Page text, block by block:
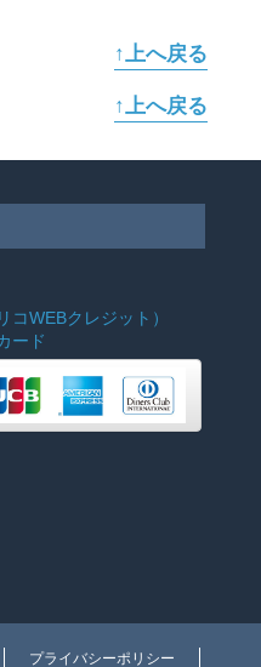
↑上へ戻る
↑上へ戻る
コWEBクレジット）
ード
プライバシーポリシー